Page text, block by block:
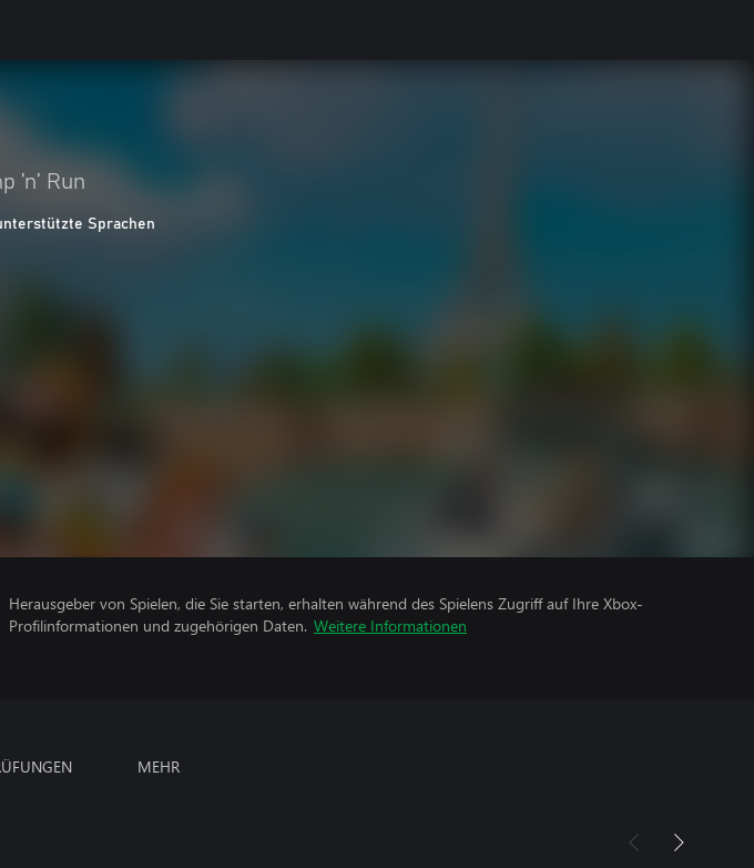
’n’ Run
Sprachen
Herausgeber von Spielen, die Sie starten, erhalten während des Spielens Zugriff auf Ihre Xbox-
Profilinformationen und zugehörigen Daten. Weitere Informationen
MEHR